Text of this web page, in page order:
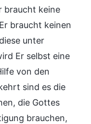
braucht keine
braucht keinen
unter
Er selbst eine
von den
sind es die
die Gottes
brauchen,